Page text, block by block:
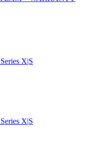
X|S
X|S